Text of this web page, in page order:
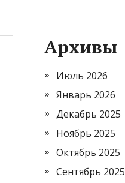
Архивы
Июль 2026
Январь 2026
Декабрь 2025
Ноябрь 2025
Октябрь 2025
Сентябрь 2025